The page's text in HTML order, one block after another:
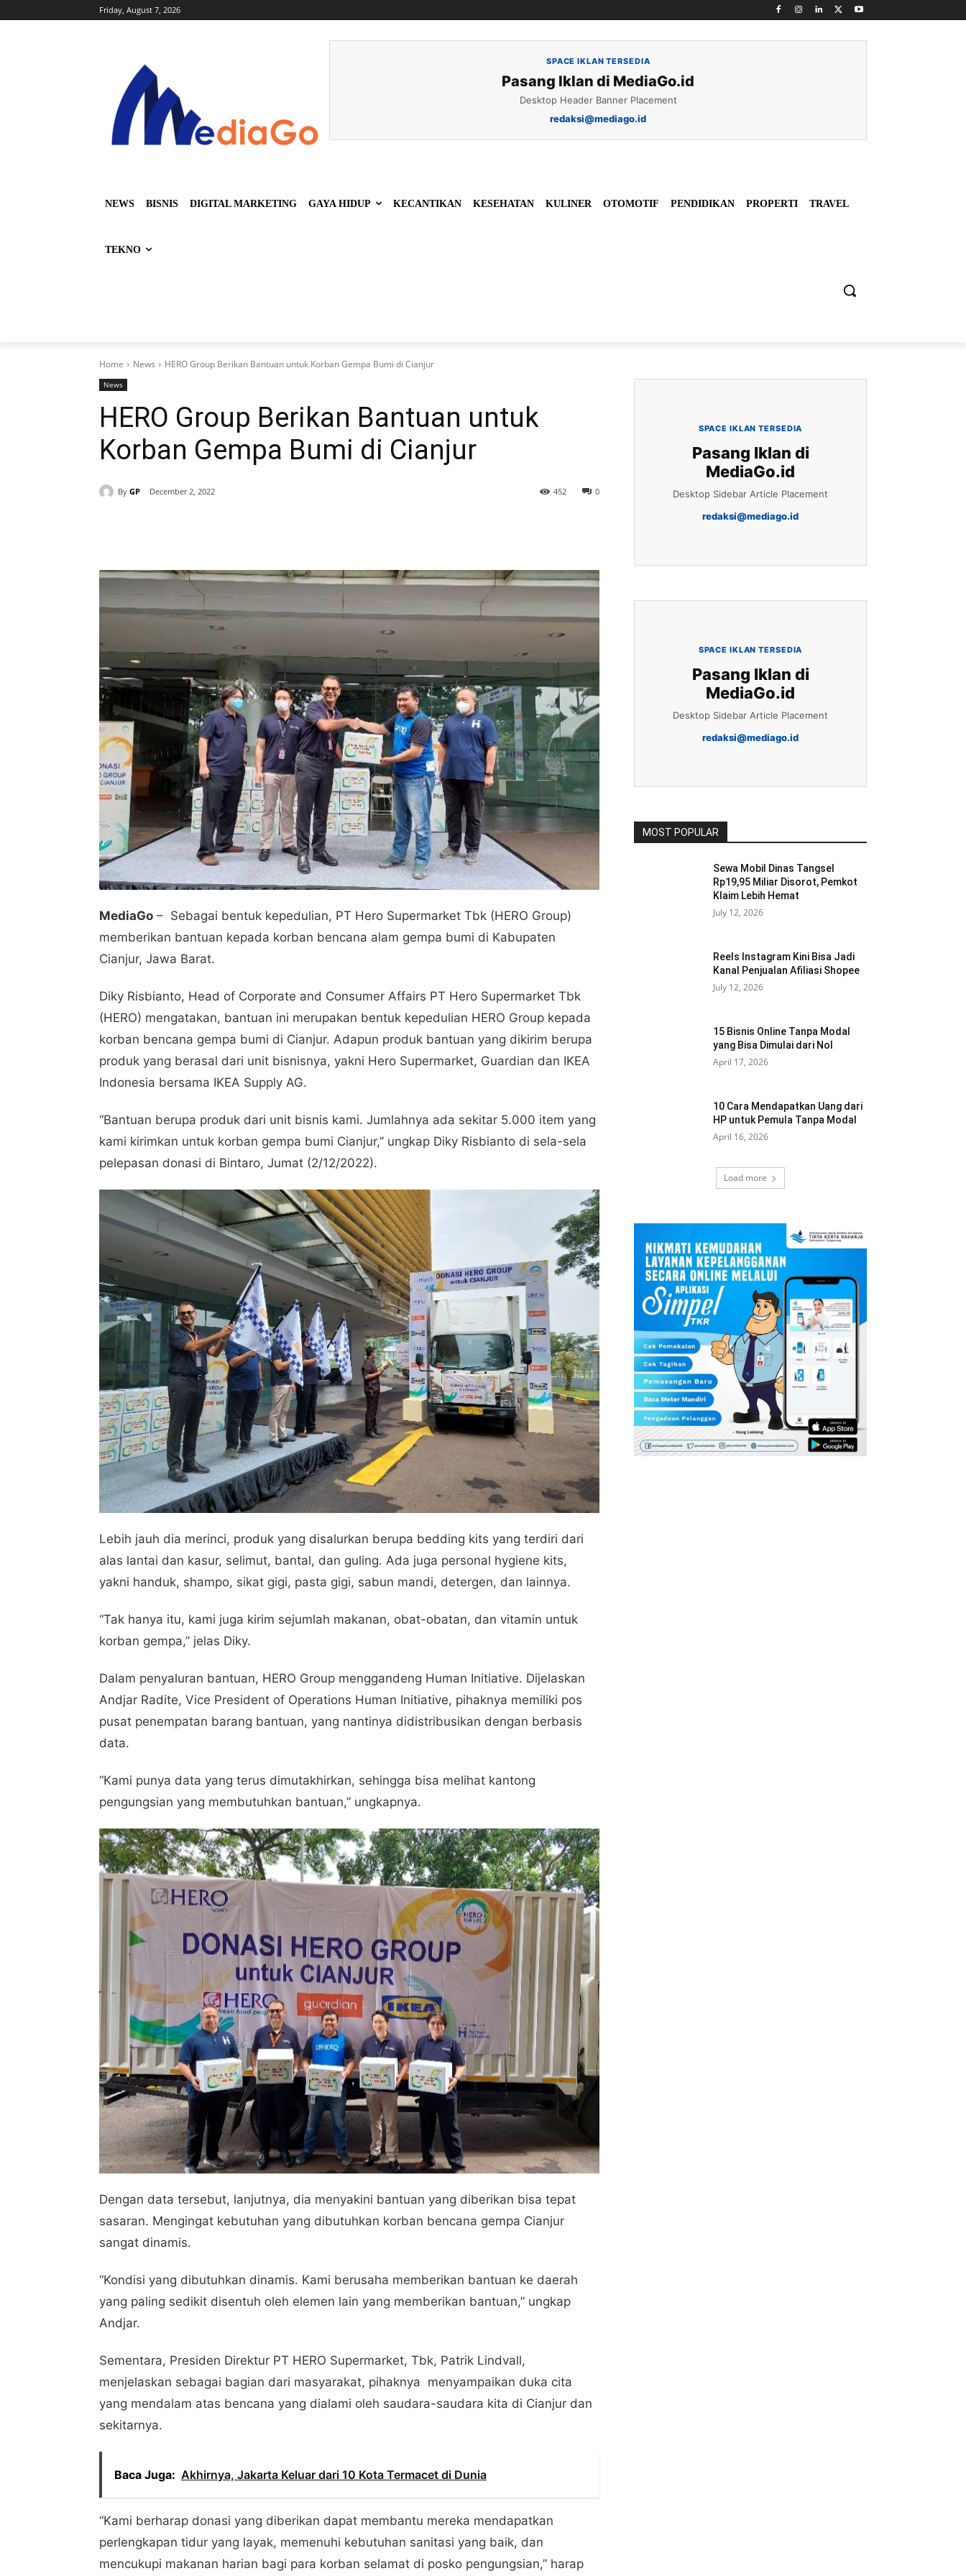
Friday, August 7, 2026
SPACE IKLAN TERSEDIA
Pasang Iklan di MediaGo.id
Desktop Header Banner Placement
redaksi@mediago.id
NEWS BISNIS DIGITAL MARKETING GAYA HIDUP KECANTIKAN KESEHATAN KULINER OTOMOTIF PENDIDIKAN PROPERTI TRAVEL
TEKNO
Home News HERO Group Berikan Bantuan untuk Korban Gempa Bumi di Cianjur
News
HERO Group Berikan Bantuan untuk
Korban Gempa Bumi di Cianjur
By GP December 2, 2022 0
452
MediaGo – Sebagai bentuk kepedulian, PT Hero Supermarket Tbk (HERO Group)
memberikan bantuan kepada korban bencana alam gempa bumi di Kabupaten
Cianjur, Jawa Barat.
Diky Risbianto, Head of Corporate and Consumer Affairs PT Hero Supermarket Tbk
(HERO) mengatakan, bantuan ini merupakan bentuk kepedulian HERO Group kepada
korban bencana gempa bumi di Cianjur. Adapun produk bantuan yang dikirim berupa
produk yang berasal dari unit bisnisnya, yakni Hero Supermarket, Guardian dan IKEA
Indonesia bersama IKEA Supply AG.
“Bantuan berupa produk dari unit bisnis kami. Jumlahnya ada sekitar 5.000 item yang
kami kirimkan untuk korban gempa bumi Cianjur,” ungkap Diky Risbianto di sela-sela
pelepasan donasi di Bintaro, Jumat (2/12/2022).
Lebih jauh dia merinci, produk yang disalurkan berupa bedding kits yang terdiri dari
alas lantai dan kasur, selimut, bantal, dan guling. Ada juga personal hygiene kits,
yakni handuk, shampo, sikat gigi, pasta gigi, sabun mandi, detergen, dan lainnya.
“Tak hanya itu, kami juga kirim sejumlah makanan, obat-obatan, dan vitamin untuk
korban gempa,” jelas Diky.
Dalam penyaluran bantuan, HERO Group menggandeng Human Initiative. Dijelaskan
Andjar Radite, Vice President of Operations Human Initiative, pihaknya memiliki pos
pusat penempatan barang bantuan, yang nantinya didistribusikan dengan berbasis
data.
“Kami punya data yang terus dimutakhirkan, sehingga bisa melihat kantong
pengungsian yang membutuhkan bantuan,” ungkapnya.
Dengan data tersebut, lanjutnya, dia menyakini bantuan yang diberikan bisa tepat
sasaran. Mengingat kebutuhan yang dibutuhkan korban bencana gempa Cianjur
sangat dinamis.
“Kondisi yang dibutuhkan dinamis. Kami berusaha memberikan bantuan ke daerah
yang paling sedikit disentuh oleh elemen lain yang memberikan bantuan,” ungkap
Andjar.
Sementara, Presiden Direktur PT HERO Supermarket, Tbk, Patrik Lindvall,
menjelaskan sebagai bagian dari masyarakat, pihaknya menyampaikan duka cita
yang mendalam atas bencana yang dialami oleh saudara-saudara kita di Cianjur dan
sekitarnya.
Baca Juga: Akhirnya, Jakarta Keluar dari 10 Kota Termacet di Dunia
“Kami berharap donasi yang diberikan dapat membantu mereka mendapatkan
perlengkapan tidur yang layak, memenuhi kebutuhan sanitasi yang baik, dan
mencukupi makanan harian bagi para korban selamat di posko pengungsian,” harap
SPACE IKLAN TERSEDIA
Pasang Iklan di
MediaGo.id
Desktop Sidebar Article Placement
redaksi@mediago.id
SPACE IKLAN TERSEDIA
Pasang Iklan di
MediaGo.id
Desktop Sidebar Article Placement
redaksi@mediago.id
MOST POPULAR
Sewa Mobil Dinas Tangsel
Rp19,95 Miliar Disorot, Pemkot
Klaim Lebih Hemat
July 12, 2026
Reels Instagram Kini Bisa Jadi
Kanal Penjualan Afiliasi Shopee
July 12, 2026
15 Bisnis Online Tanpa Modal
yang Bisa Dimulai dari Nol
April 17, 2026
10 Cara Mendapatkan Uang dari
HP untuk Pemula Tanpa Modal
April 16, 2026
Load more